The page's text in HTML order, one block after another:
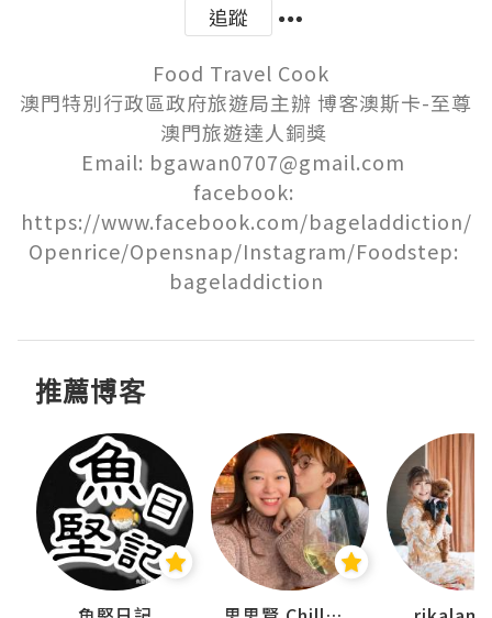
追蹤
Food Travel Cook
澳門特別行政區政府旅遊局主辦 博客澳斯卡-至尊
澳門旅遊達人銅獎
Email: bgawan0707@gmail.com
facebook:
https://www.facebook.com/bageladdiction/
Openrice/Opensnap/Instagram/Foodstep:
bageladdiction
推薦博客